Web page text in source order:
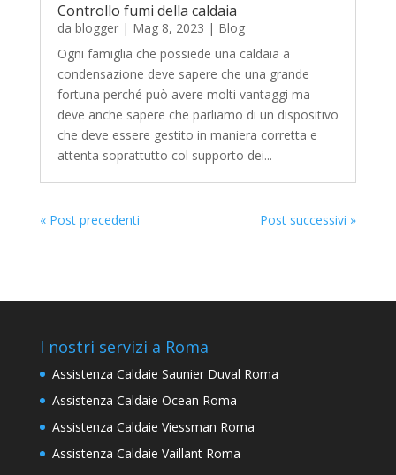
Controllo fumi della caldaia
da blogger| Mag 8, 2023 | Blog
Ogni famiglia che possiede una caldaia a
condensazione deve sapere che una grande
fortuna perché può avere molti vantaggi ma
deve anche sapere che parliamo di un dispositivo
che deve essere gestito in maniera corretta e
attenta soprattutto col supporto dei...
« Post precedenti Post successivi »
I nostri servizi a Roma
Assistenza Caldaie Saunier Duval Roma
Assistenza Caldaie Ocean Roma
Assistenza Caldaie Viessman Roma
Assistenza Caldaie Vaillant Roma